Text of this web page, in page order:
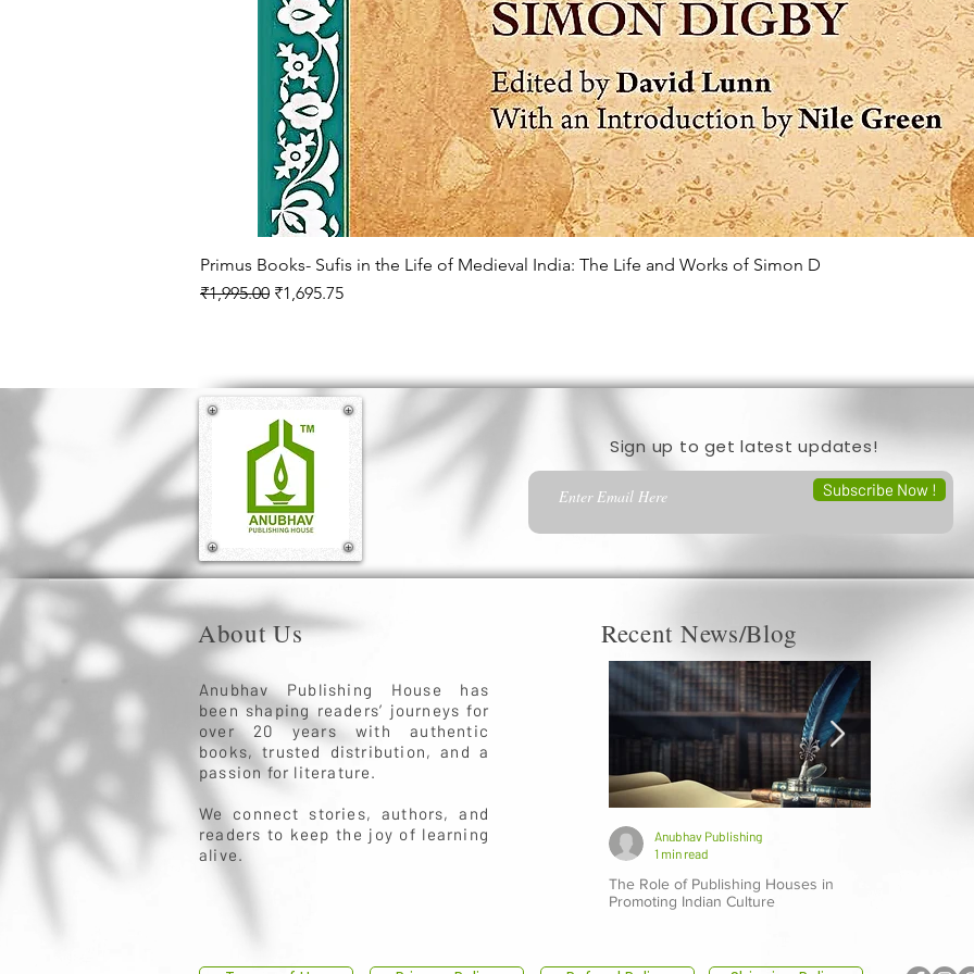
Quick View
Primus Books- Sufis in the Life of Medieval India: The Life and Works of Simon D
Regular Price
₹1,995.00 Sale Price
₹1,695.75
Sign up to get latest updates!
Subscribe Now !
About Us
Anubhav Publishing House has
been shaping readers’ journeys for
over 20 years with authentic
books, trusted distribution, and a
passion for literature.
We connect stories, authors, and
readers to keep the joy of learning
alive.
Recent News/Blog
The Role of Publishing Houses in
Promoting Indian Culture
Anubhav Publishing
1 min read
Anubhav